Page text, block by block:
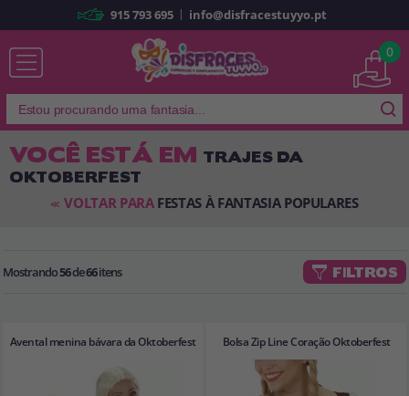
Já sou cliente
Lembrar-me Esqueceu sua senha?
, você poderá fazer suas
compras rapidamente em nossa loja virtual, verificar o status de seus
pedidos e consultar suas operações anteriores.
915 793 695 | info@disfracestuyyo.pt
0
VOCÊ ESTÁ EM TRAJES DA
OKTOBERFEST
<< VOLTAR PARA FESTAS À FANTASIA POPULARES
Mostrando56de66itens FILTROS
Avental menina bávara da Oktoberfest Bolsa Zip Line Coração Oktoberfest